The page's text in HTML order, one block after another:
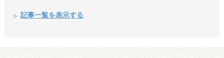
記事一覧を表示する